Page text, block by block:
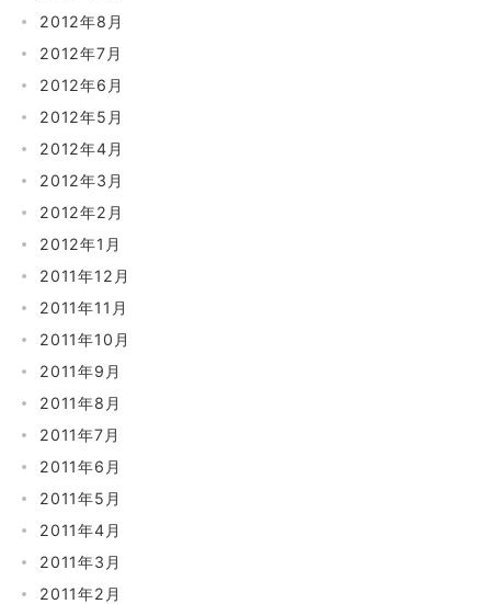
2012年8月
2012年7月
2012年6月
2012年5月
2012年4月
2012年3月
2012年2月
2012年1月
2011年12月
2011年11月
2011年10月
2011年9月
2011年8月
2011年7月
2011年6月
2011年5月
2011年4月
2011年3月
2011年2月